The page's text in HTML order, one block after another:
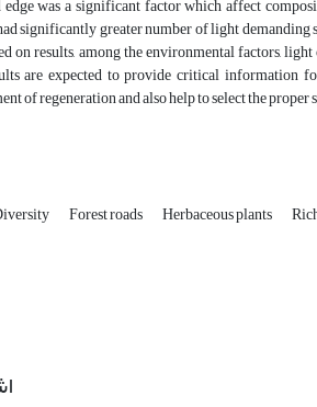
was a significant factor which affect
significantly greater number of light
on results, among the environmental factors,
are expected to provide critical information
of regeneration and also help to select the
Forest roads Herbaceous plants